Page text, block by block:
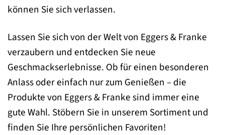
können Sie sich verlassen.
Lassen Sie sich von der Welt von Eggers & Franke
verzaubern und entdecken Sie neue
Geschmackserlebnisse. Ob für einen besonderen
Anlass oder einfach nur zum Genießen – die
Produkte von Eggers & Franke sind immer eine
gute Wahl. Stöbern Sie in unserem Sortiment und
finden Sie Ihre persönlichen Favoriten!